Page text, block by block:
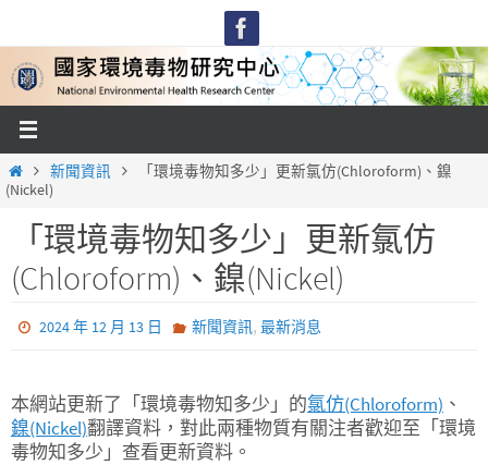
content
Home新聞資訊
「環境毒物知多少」更新氯仿(Chloroform)、鎳
(Nickel)
「環境毒物知多少」更新氯仿
(Chloroform)、鎳(Nickel)
2024 年 12 月 13 日 新聞資訊, 最新消息
本網站更新了「環境毒物知多少」的氯仿(Chloroform) 、
鎳(Nickel)翻譯資料，對此兩種物質有關注者歡迎至「環境
毒物知多少」查看更新資料。